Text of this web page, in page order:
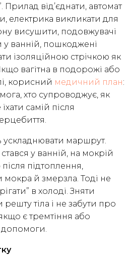
Прилад від’єднати, автомат
електрика викликати для
висушити, подовжувачі
у ванній, пошкоджені
ізоляційною стрічкою як
вагітна в подорожі або
корисний медичний план:
хто супроводжує, як
самій після
ускладнювати маршрут.
у ванній, на мокрій
після підтоплення,
мокра й змерзла. Тоді не
в холоді. Зняти
решту тіла і не забути про
є тремтіння або
допомоги.